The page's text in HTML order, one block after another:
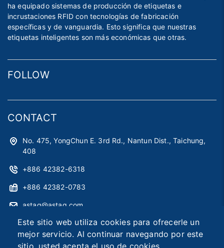
Este sitio web utiliza cookies para ofrecerle un
mejor servicio. Al continuar navegando por este
sitio, usted acepta el uso de cookies.
ha equipado sistemas de producción de etiquetas e
incrustaciones RFID con tecnologías de fabricación
específicas y de vanguardia. Esto significa que nuestras
etiquetas inteligentes son más económicas que otras.
FOLLOW
CONTACT
No. 475, YongChun E. 3rd Rd., Nantun Dist., Taichung,
408
+886 42382-6318
+886 42382-0783
astag@astag.com
roger@astag.com